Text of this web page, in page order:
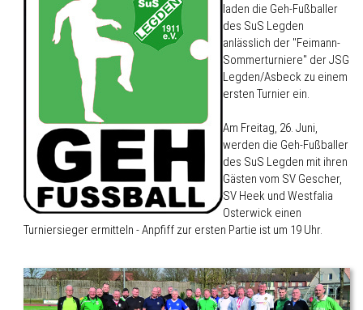
laden die Geh-Fußballer
des SuS Legden
anlässlich der "Feimann-
Sommerturniere" der JSG
Legden/Asbeck zu einem
ersten Turnier ein.
Am Freitag, 26. Juni,
werden die Geh-Fußballer
des SuS Legden mit ihren
Gästen vom SV Gescher,
SV Heek und Westfalia
Osterwick einen
Turniersieger ermitteln - Anpfiff zur ersten Partie ist um 19 Uhr.